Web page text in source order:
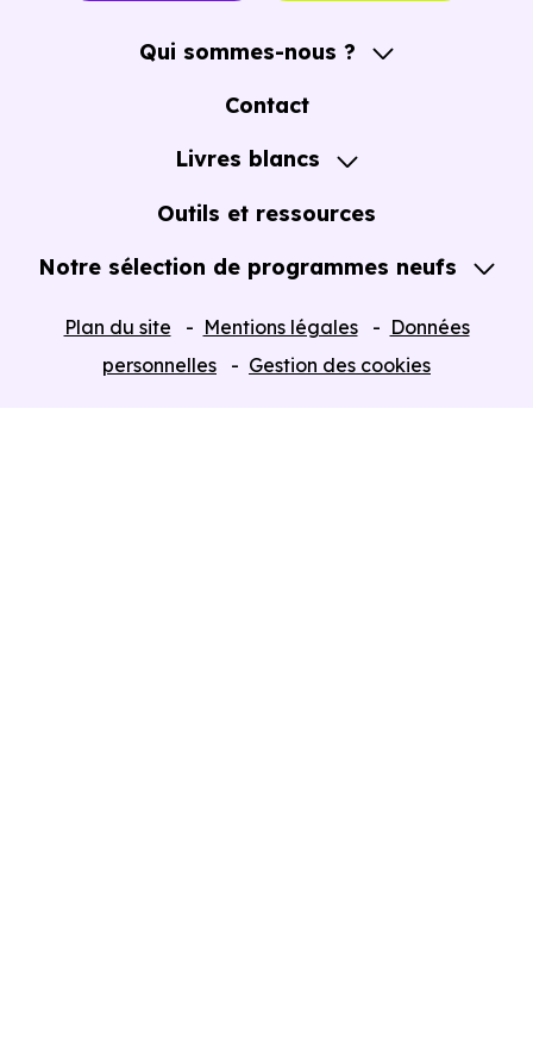
Qui sommes-nous ?
A propos
Contact
Livres blancs
Guide de l'Achat immobilier neuf en VEFA
Outils et ressources
Notre sélection de programmes neufs
Plan du site Mentions légales
Données
personnelles
Gestion des cookies